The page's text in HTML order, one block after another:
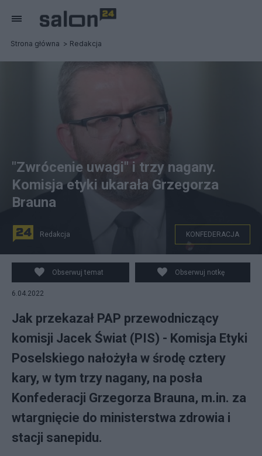
Strona główna Redakcja
Grzegorz Braun. Fot. PAP
"Zwrócenie uwagi" i trzy nagany.
Komisja etyki ukarała Grzegorza
Brauna
Redakcja KONFEDERACJA
Obserwuj temat Obserwuj notkę
6.04.2022
Jak przekazał PAP przewodniczący
komisji Jacek Świat (PIS) - Komisja Etyki
Poselskiego nałożyła w środę cztery
kary, w tym trzy nagany, na posła
Konfederacji Grzegorza Brauna, m.in. za
wtargnięcie do ministerstwa zdrowia i
stacji sanepidu.